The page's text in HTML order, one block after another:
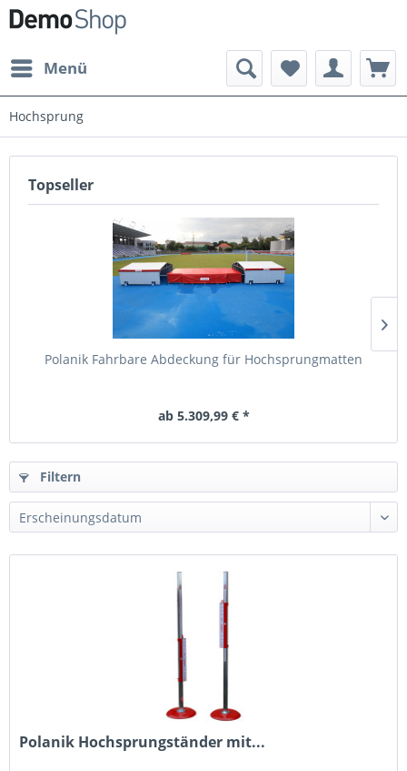
Menü
Hochsprung
Topseller
Polanik Fahrbare Abdeckung für Hochsprungmatten
ab 5.309,99 € *
Filtern
Polanik Hochsprungständer mit...